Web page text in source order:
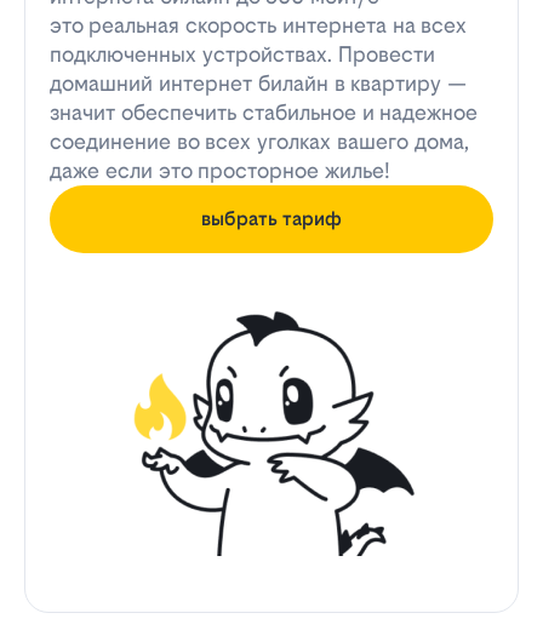
это реальная скорость интернета на всех
подключенных устройствах. Провести
домашний интернет билайн в квартиру —
значит обеспечить стабильное и надежное
соединение во всех уголках вашего дома,
даже если это просторное жилье!
выбрать тариф